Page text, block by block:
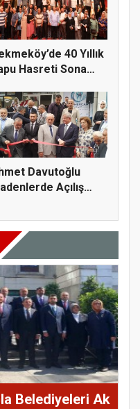
40 Yıllık
Hasreti Sona
Davutoğlu
Açılış
Belediyeleri Ak